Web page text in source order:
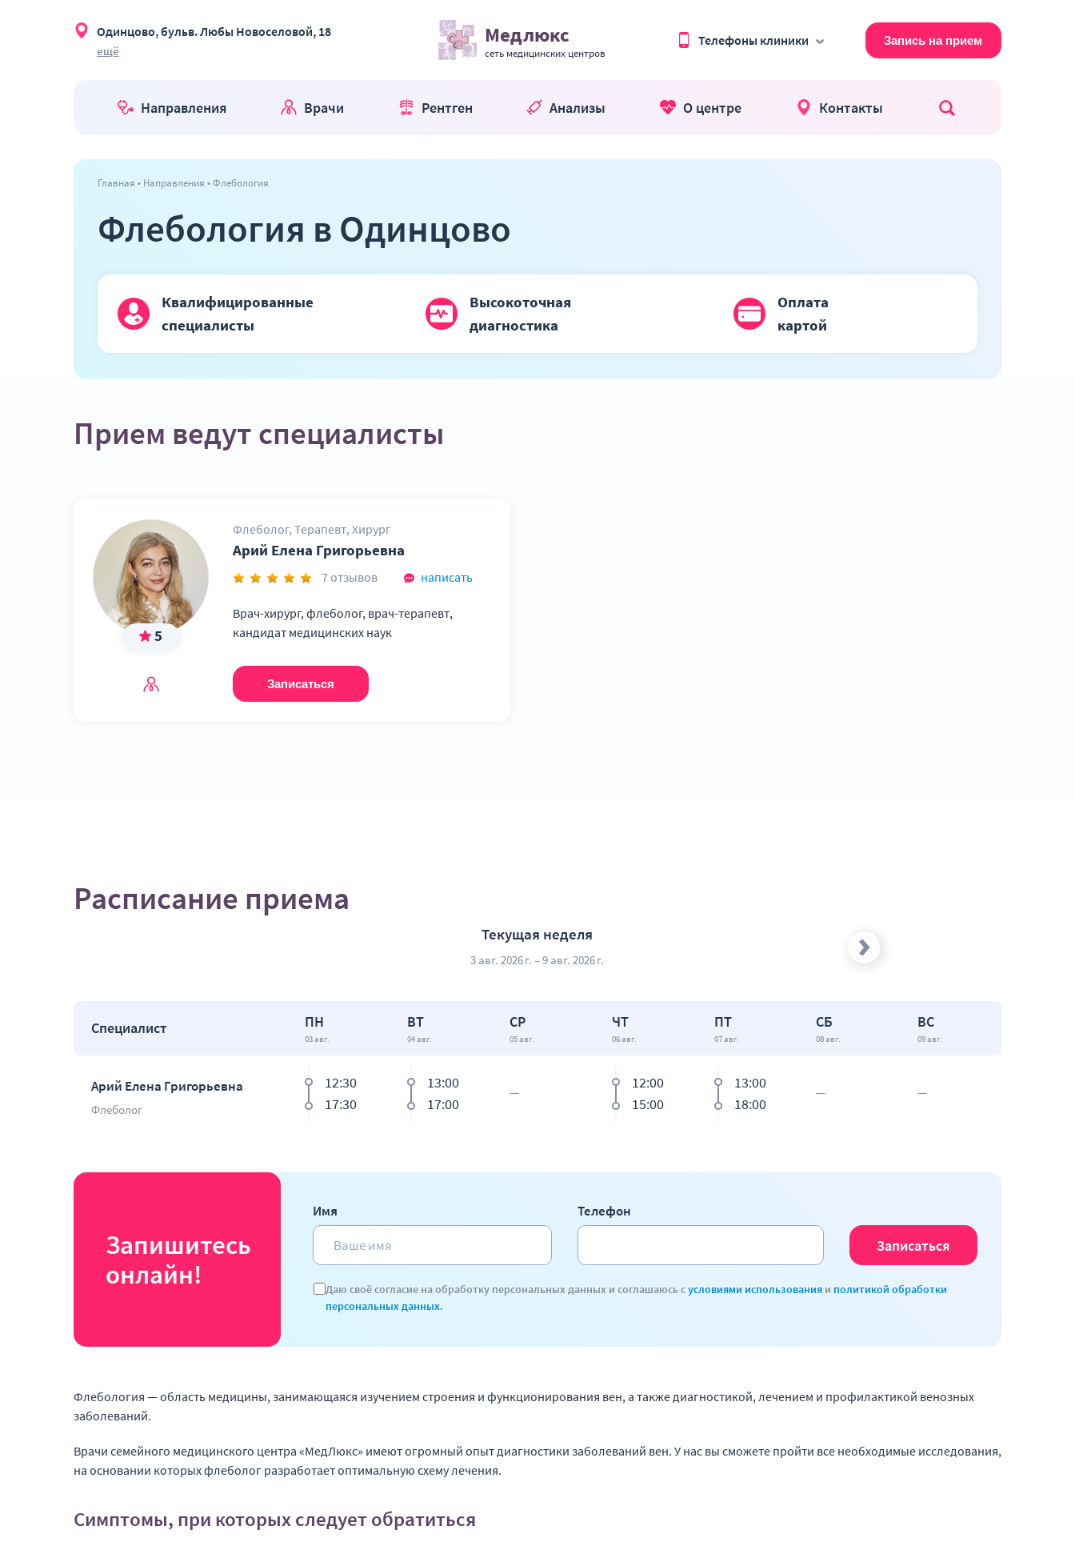
Одинцово, бульв. Любы Новоселовой, 18
ещё
Медлюкс
сеть медицинских центров
Телефоны клиники Запись на прием
Направления Врачи Рентген Анализы О центре Контакты
Главная Направления Флебология
Флебология в Одинцово
Квалифицированные
специалисты
Высокоточная
диагностика
Оплата
картой
Прием ведут специалисты
5
Флеболог, Терапевт, Хирург
Арий Елена Григорьевна
7 отзывов написать
Врач-хирург, флеболог, врач-терапевт,
кандидат медицинских наук
Записаться
Расписание приема
Текущая неделя
3 авг. 2026 г. – 9 авг. 2026 г.
Специалист ПН
03 авг.
ВТ
04 авг.
СР
05 авг.
ЧТ
06 авг.
ПТ
07 авг.
СБ
08 авг.
ВС
09 авг.
Арий Елена Григорьевна
Флеболог
12:30
17:30
13:00
17:00
12:00
15:00
13:00
18:00
Запишитесь
онлайн!
Имя Телефон
Даю своё согласие на обработку персональных данных и соглашаюсь сусловиями использования и политикой обработки
персональных данных.
Флебология — область медицины, занимающаяся изучением строения и функционирования вен, а также диагностикой, лечением и профилактикой венозных
заболеваний.
Врачи семейного медицинского центра «МедЛюкс» имеют огромный опыт диагностики заболеваний вен. У нас вы сможете пройти все необходимые исследования,
на основании которых флеболог разработает оптимальную схему лечения.
Симптомы, при которых следует обратиться